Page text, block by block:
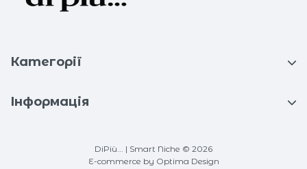
Категорії
Інформація
DiPiù... | Smart Niche © 2026
E-commerce by Optima Design